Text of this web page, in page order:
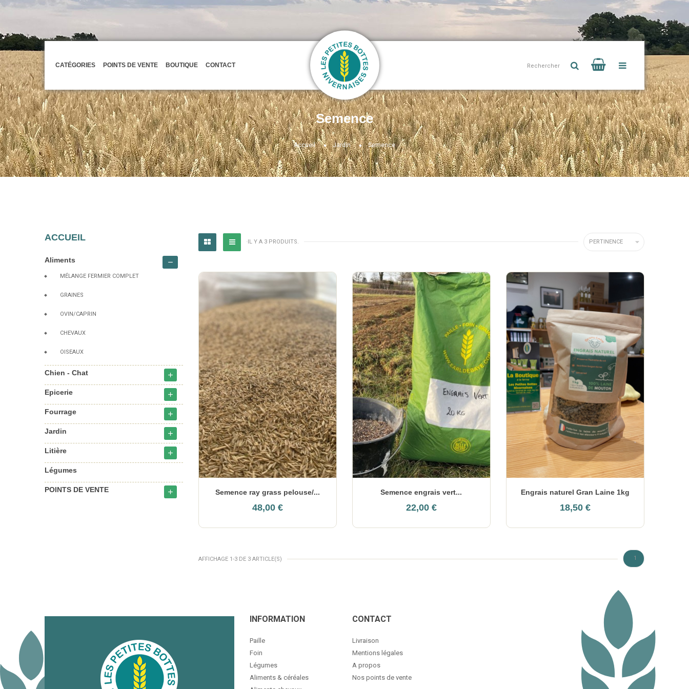
CATÉGORIES POINTS DE VENTE BOUTIQUE CONTACT
Semence
Accueil Jardin Semence
ACCUEIL
Aliments remove
MÉLANGE FERMIER COMPLET
GRAINES
OVIN/CAPRIN
CHEVAUX
OISEAUX
Chien - Chat add
Epicerie add
Fourrage add
Jardin add
Litière add
Légumes
POINTS DE VENTE add
IL Y A 3 PRODUITS. PERTINENCE 
Semence ray grass pelouse/...
48,00 €
Semence engrais vert...
22,00 €
Engrais naturel Gran Laine 1kg
18,50 €
AFFICHAGE 1-3 DE 3 ARTICLE(S) 1
INFORMATION
Paille
Foin
Légumes
Aliments & céréales
CONTACT
Livraison
Mentions légales
A propos
Nos points de vente